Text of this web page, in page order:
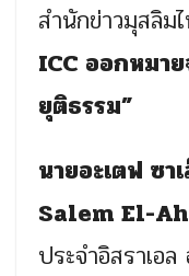
สำนักข่าวมุสลิม
ICC ออกหมา
ยุติธรรม”
นายอะเตฟ ซ
Salem El-
ประจำอิสราเอ